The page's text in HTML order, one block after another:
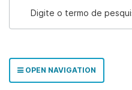
OPEN NAVIGATION